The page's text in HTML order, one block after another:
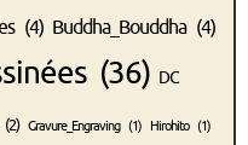
(4) Buddha_Bouddha(4)
(36) DC
Gravure_Engraving(1) Hirohito(1)